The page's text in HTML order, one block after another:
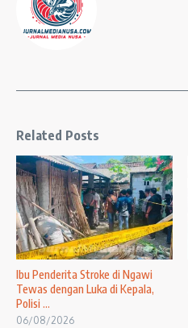
Related Posts
Ibu Penderita Stroke di Ngawi
Tewas dengan Luka di Kepala,
Polisi ...
06/08/2026